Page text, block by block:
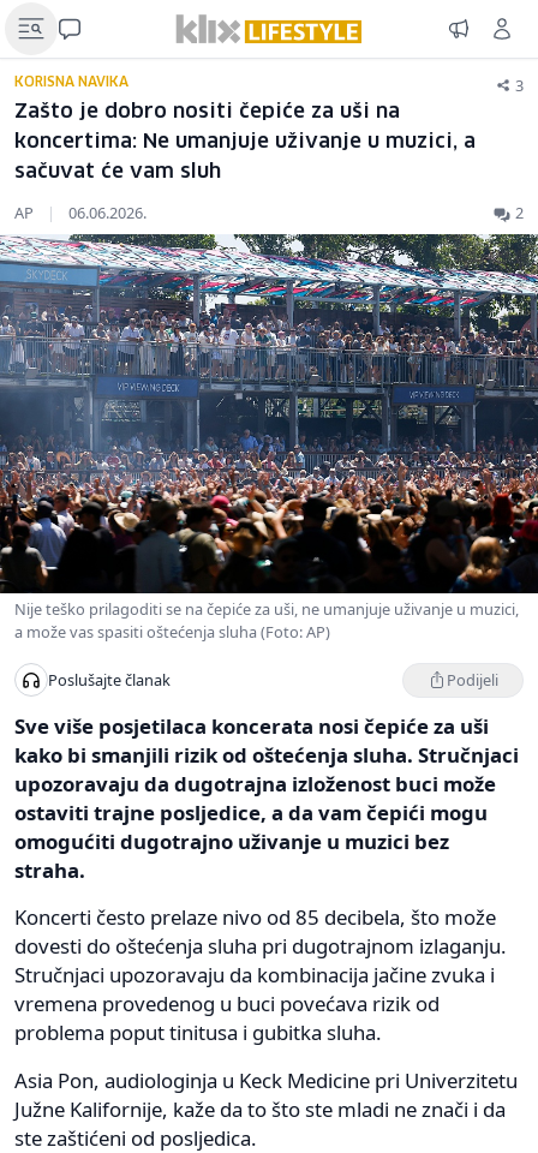
KORISNA NAVIKA 3
Zašto je dobro nositi čepiće za uši na
koncertima: Ne umanjuje uživanje u muzici, a
sačuvat će vam sluh
AP | 06.06.2026. 2
Nije teško prilagoditi se na čepiće za uši, ne umanjuje uživanje u muzici,
a može vas spasiti oštećenja sluha (Foto: AP)
Poslušajte članak Podijeli
Sve više posjetilaca koncerata nosi čepiće za uši
kako bi smanjili rizik od oštećenja sluha. Stručnjaci
upozoravaju da dugotrajna izloženost buci može
ostaviti trajne posljedice, a da vam čepići mogu
omogućiti dugotrajno uživanje u muzici bez
straha.
Koncerti često prelaze nivo od 85 decibela, što može
dovesti do oštećenja sluha pri dugotrajnom izlaganju.
Stručnjaci upozoravaju da kombinacija jačine zvuka i
vremena provedenog u buci povećava rizik od
problema poput tinitusa i gubitka sluha.
Asia Pon, audiologinja u Keck Medicine pri Univerzitetu
Južne Kalifornije, kaže da to što ste mladi ne znači i da
ste zaštićeni od posljedica.